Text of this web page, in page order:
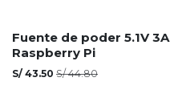
Fuente de poder 5.1V 3A
Raspberry Pi
S/ 43.50 S/44.80